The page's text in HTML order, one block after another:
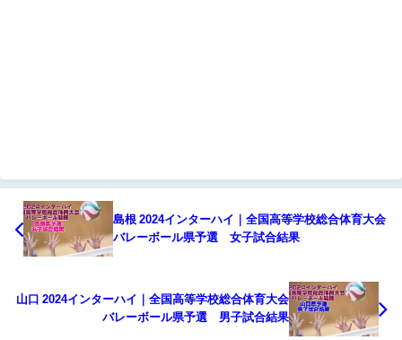
島根 2024インターハイ｜全国高等学校総合体育大会
バレーボール県予選 女子試合結果
山口 2024インターハイ｜全国高等学校総合体育大会
バレーボール県予選 男子試合結果